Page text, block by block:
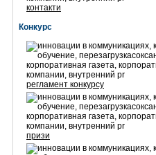
контакти
Конкурс
регламент конкурсу
призи